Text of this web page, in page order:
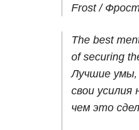
Frost /
The best
of securing
Лучшие умы,
свои усилия
чем это